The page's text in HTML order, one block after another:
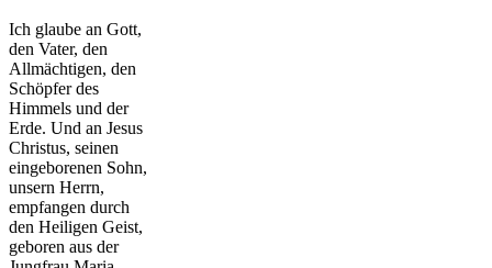
Ich glaube an Gott,
den Vater, den
Allmächtigen, den
Schöpfer des
Himmels und der
Erde. Und an Jesus
Christus, seinen
eingeborenen Sohn,
unsern Herrn,
empfangen durch
den Heiligen Geist,
geboren aus der